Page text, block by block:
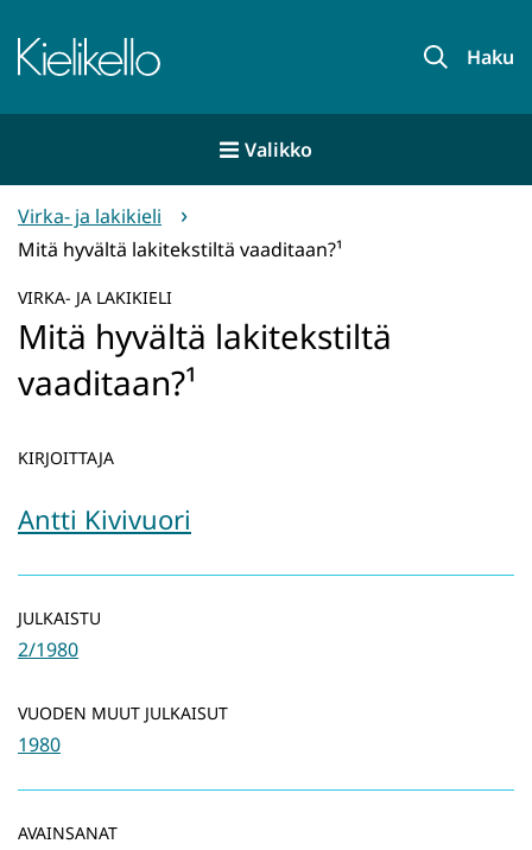
sisältöön
Etusivu Haku
Valikko
Virka- ja lakikieli
Mitä hyvältä lakitekstiltä vaaditaan?¹
VIRKA- JA LAKIKIELI
Mitä hyvältä lakitekstiltä
vaaditaan?¹
KIRJOITTAJA
Antti Kivivuori
JULKAISTU
2/1980
VUODEN MUUT JULKAISUT
1980
AVAINSANAT